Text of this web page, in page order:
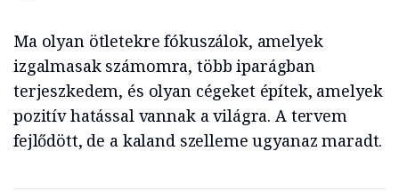
Ma olyan ötletekre fókuszálok, amelyek
izgalmasak számomra, több iparágban
terjeszkedem, és olyan cégeket építek, amelyek
pozitív hatással vannak a világra. A tervem
fejlődött, de a kaland szelleme ugyanaz maradt.